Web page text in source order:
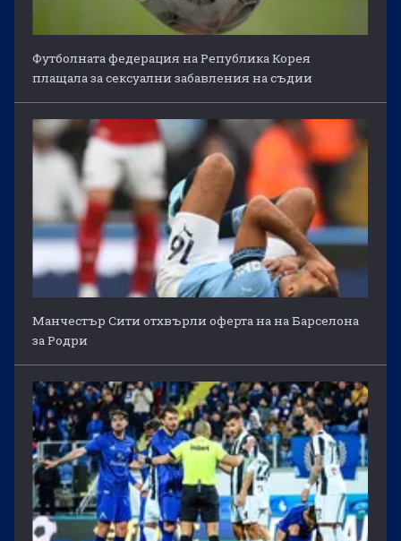
Футболната федерация на Република Корея
плащала за сексуални забавления на съдии
Манчестър Сити отхвърли оферта на на Барселона
за Родри